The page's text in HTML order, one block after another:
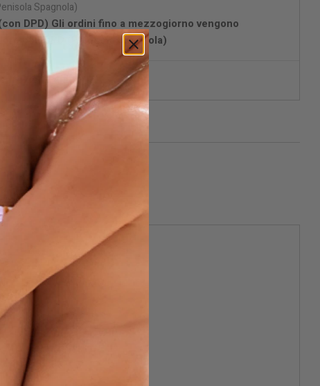
DPD) Gli ordini fino a mezzogiorno vengono
con DPD (Penisola Spagnola)
Confezione discreta.
Avvisami quando disponibile